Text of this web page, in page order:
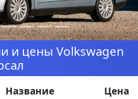
и цены Volkswagen
Название
Цена